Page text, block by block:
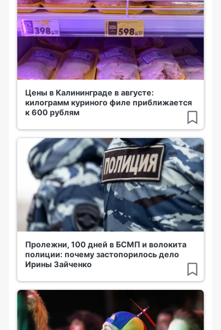
Цены в Калининграде в августе:
килограмм куриного филе приближается
к 600 рублям
Пролежни, 100 дней в БСМП и волокита
полиции: почему застопорилось дело
Ирины Зайченко